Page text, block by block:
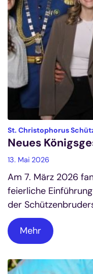
St. Christophorus
Neues
13. Mai 2026
Am 7. März 2026
feierliche
der
Mehr